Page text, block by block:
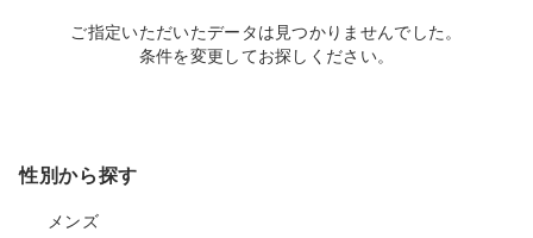
ご指定いただいたデータは見つかりませんでした。
条件を変更してお探しください。
性別から探す
メンズ